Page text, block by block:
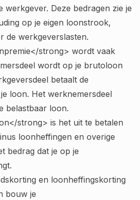
werkgever. Deze bedragen zie je
op je eigen loonstrook,
de werkgeverslasten.
strong> wordt vaak
wordt op je brutoloon
betaalt de
loon. Het werknemersdeel
belastbaar loon.
strong> is het uit te betalen
loonheffingen en overige
bedrag dat je op je
en loonheffingskorting
bouw je